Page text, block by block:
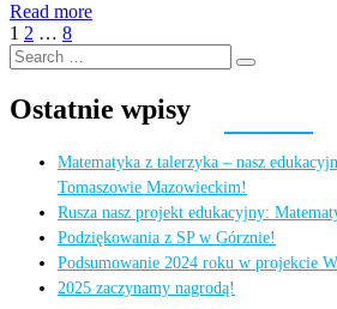
Read more
Stronicowanie
wpisów
Page
1 Page
2 … Page
8Next
Search
for:
Search
Ostatnie wpisy
Matematyka z talerzyka – nasz
Tomaszowie Mazowieckim!
Rusza nasz projekt edukacyjny:
Podziękowania z SP w Górznie!
Podsumowanie 2024 roku w projekcie
2025 zaczynamy nagrodą!